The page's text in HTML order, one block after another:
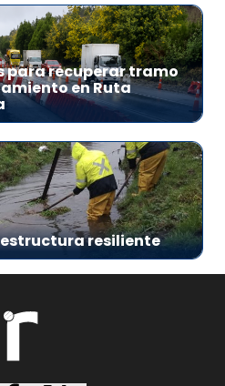
recuperar tramo
en Ruta
resiliente